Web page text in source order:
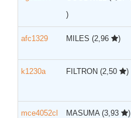
)
afc1329 MILES (2,96 )
k1230a FILTRON (2,50 )
mce4052cl MASUMA (3,93 )